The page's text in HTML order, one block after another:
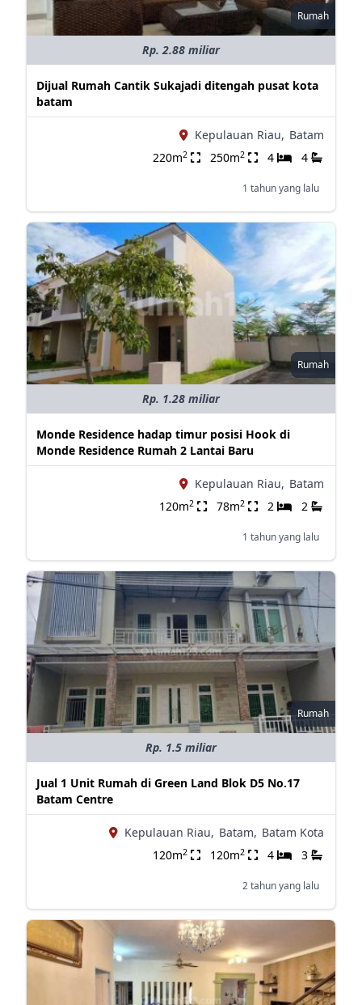
Rumah
Rp. 2.88 miliar
Dijual Rumah Cantik Sukajadi ditengah pusat kota
batam
Kepulauan Riau, Batam
220m2 250m2 4 4
1 tahun yang lalu
Rumah
Rp. 1.28 miliar
Monde Residence hadap timur posisi Hook di
Monde Residence Rumah 2 Lantai Baru
Kepulauan Riau, Batam
120m2 78m2 2 2
1 tahun yang lalu
Rumah
Rp. 1.5 miliar
Jual 1 Unit Rumah di Green Land Blok D5 No.17
Batam Centre
Kepulauan Riau, Batam, Batam Kota
120m2 120m2 4 3
2 tahun yang lalu